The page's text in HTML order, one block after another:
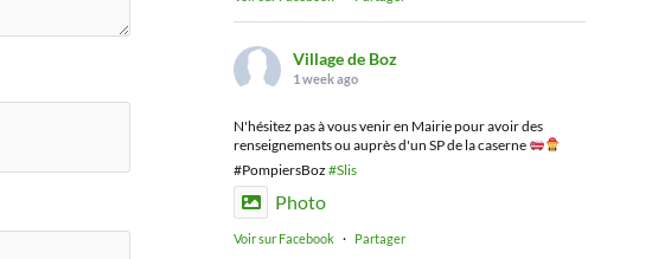
Village de Boz
1 week ago
N'hésitez pas à vous venir en Mairie pour avoir des
renseignements ou auprès d'un SP de la caserne
#PompiersBoz #Slis
Photo
Voir sur Facebook · Partager